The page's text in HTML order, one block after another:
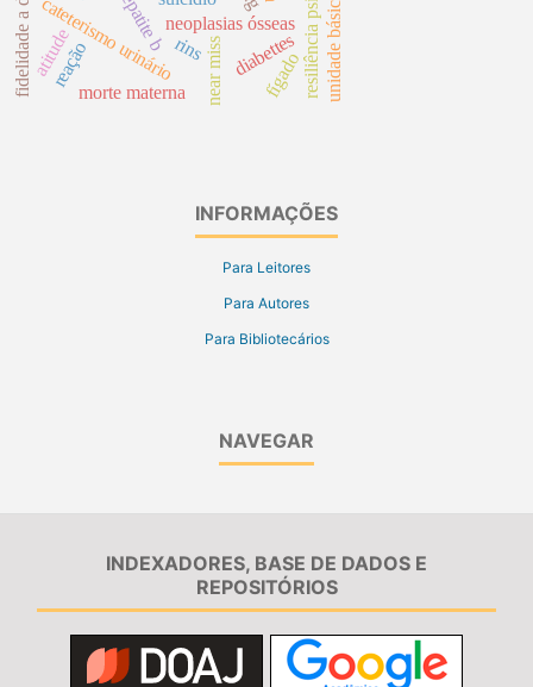
hepatite bneoplasias ósseas
cateterismo urinário near miss
morte materna
reação diabettes
fígado
rins
atitude
INFORMAÇÕES
Para Leitores
Para Autores
Para Bibliotecários
NAVEGAR
INDEXADORES, BASE DE DADOS E
REPOSITÓRIOS